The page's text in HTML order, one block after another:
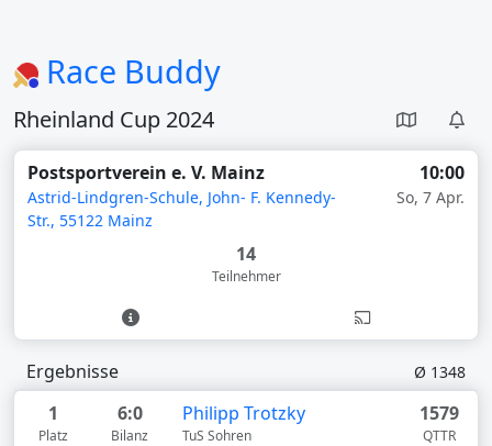
Race Buddy
Rheinland Cup 2024
Postsportverein e. V. Mainz
Astrid-Lindgren-Schule, John- F. Kennedy-
Str., 55122 Mainz
10:00
So, 7 Apr.
14
Teilnehmer
Ergebnisse Ø 1348
1
Platz
6:0
Bilanz
Philipp Trotzky
TuS Sohren
1579
QTTR